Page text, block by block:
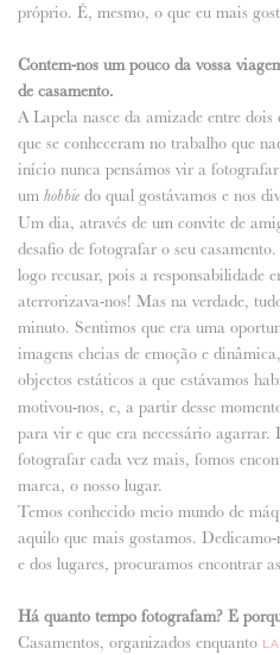
próprio. É, mesmo, o que eu mais
Contem-nos um pouco da vossa
de casamento.
A Lapela nasce da amizade entre
que se conheceram no trabalho que
início nunca pensámos vir a
um hobbie do qual gostávamos e nos
Um dia, através de um convite de
desafio de fotografar o seu
logo recusar, pois a responsabilidade
aterrorizava-nos! Mas na verdade,
minuto. Sentimos que era uma
imagens cheias de emoção e
objectos estáticos a que estávamos
motivou-nos, e, a partir desse
para vir e que era necessário agarrar.
fotografar cada vez mais, fomos
marca, o nosso lugar.
Temos conhecido meio mundo de
aquilo que mais gostamos. Dedicamo-
e dos lugares, procuramos encontrar
Há quanto tempo fotografam? E
Casamentos, organizados enquanto